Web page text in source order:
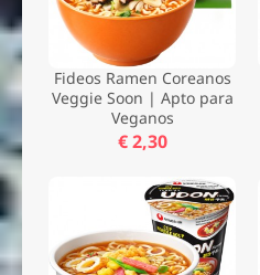
Fideos Ramen Coreanos
Veggie Soon | Apto para
Veganos
€ 2,30